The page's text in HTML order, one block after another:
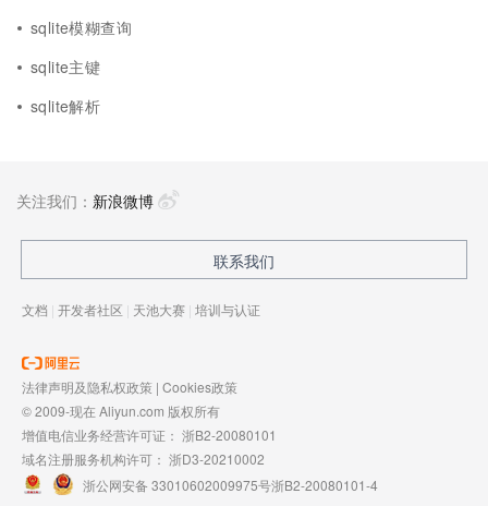
sqlite模糊查询
sqlite主键
sqlite解析
关注我们： 新浪微博
联系我们
文档 | 开发者社区 | 天池大赛 | 培训与认证
法律声明及隐私权政策 | Cookies政策
© 2009-现在 Aliyun.com 版权所有
增值电信业务经营许可证： 浙B2-20080101
域名注册服务机构许可： 浙D3-20210002
浙公网安备 33010602009975号浙B2-20080101-4